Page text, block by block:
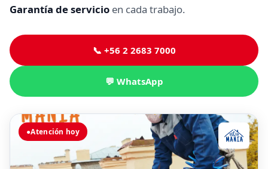
Garantía de servicio en cada trabajo.
📞 +56 2 2683 7000
💬 WhatsApp
●Atención hoy